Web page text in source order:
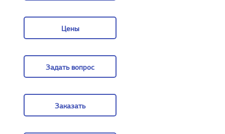
Цены
Задать вопрос
Заказать